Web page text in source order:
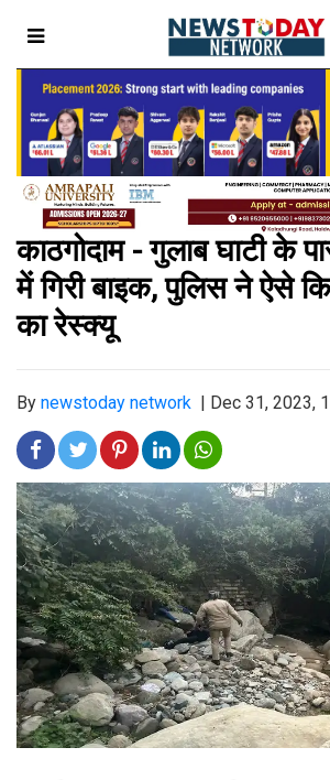
काठगोदाम - गुलाब घाटी के
में गिरी बाइक, पुलिस ने ऐसे
का रेस्क्यू
By newstoday network Dec 31, 2023,